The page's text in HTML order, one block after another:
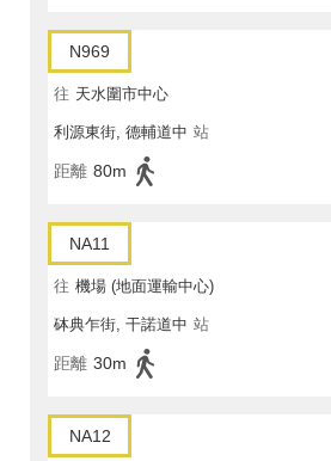
N969
往 天水圍市中心
利源東街, 德輔道中 站
距離 80m
NA11
往 機場 (地面運輸中心)
砵典乍街, 干諾道中 站
距離 30m
NA12